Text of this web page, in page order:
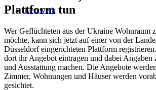
Netzwerk
Plattform tun
Wer Geflüchteten aus der Ukraine Wohnraum
möchte, kann sich jetzt auf einer von der
Düsseldorf eingerichteten Plattform
dort ihr Angebot eintragen und dabei Angaben
und Ausstattung machen. Die Angebote
Zimmer, Wohnungen und Häuser werden
gesichtet.